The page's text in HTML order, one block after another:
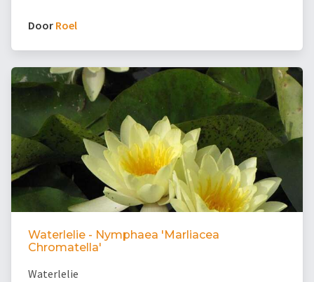
Door Roel
Waterlelie - Nymphaea 'Marliacea
Chromatella'
Waterlelie